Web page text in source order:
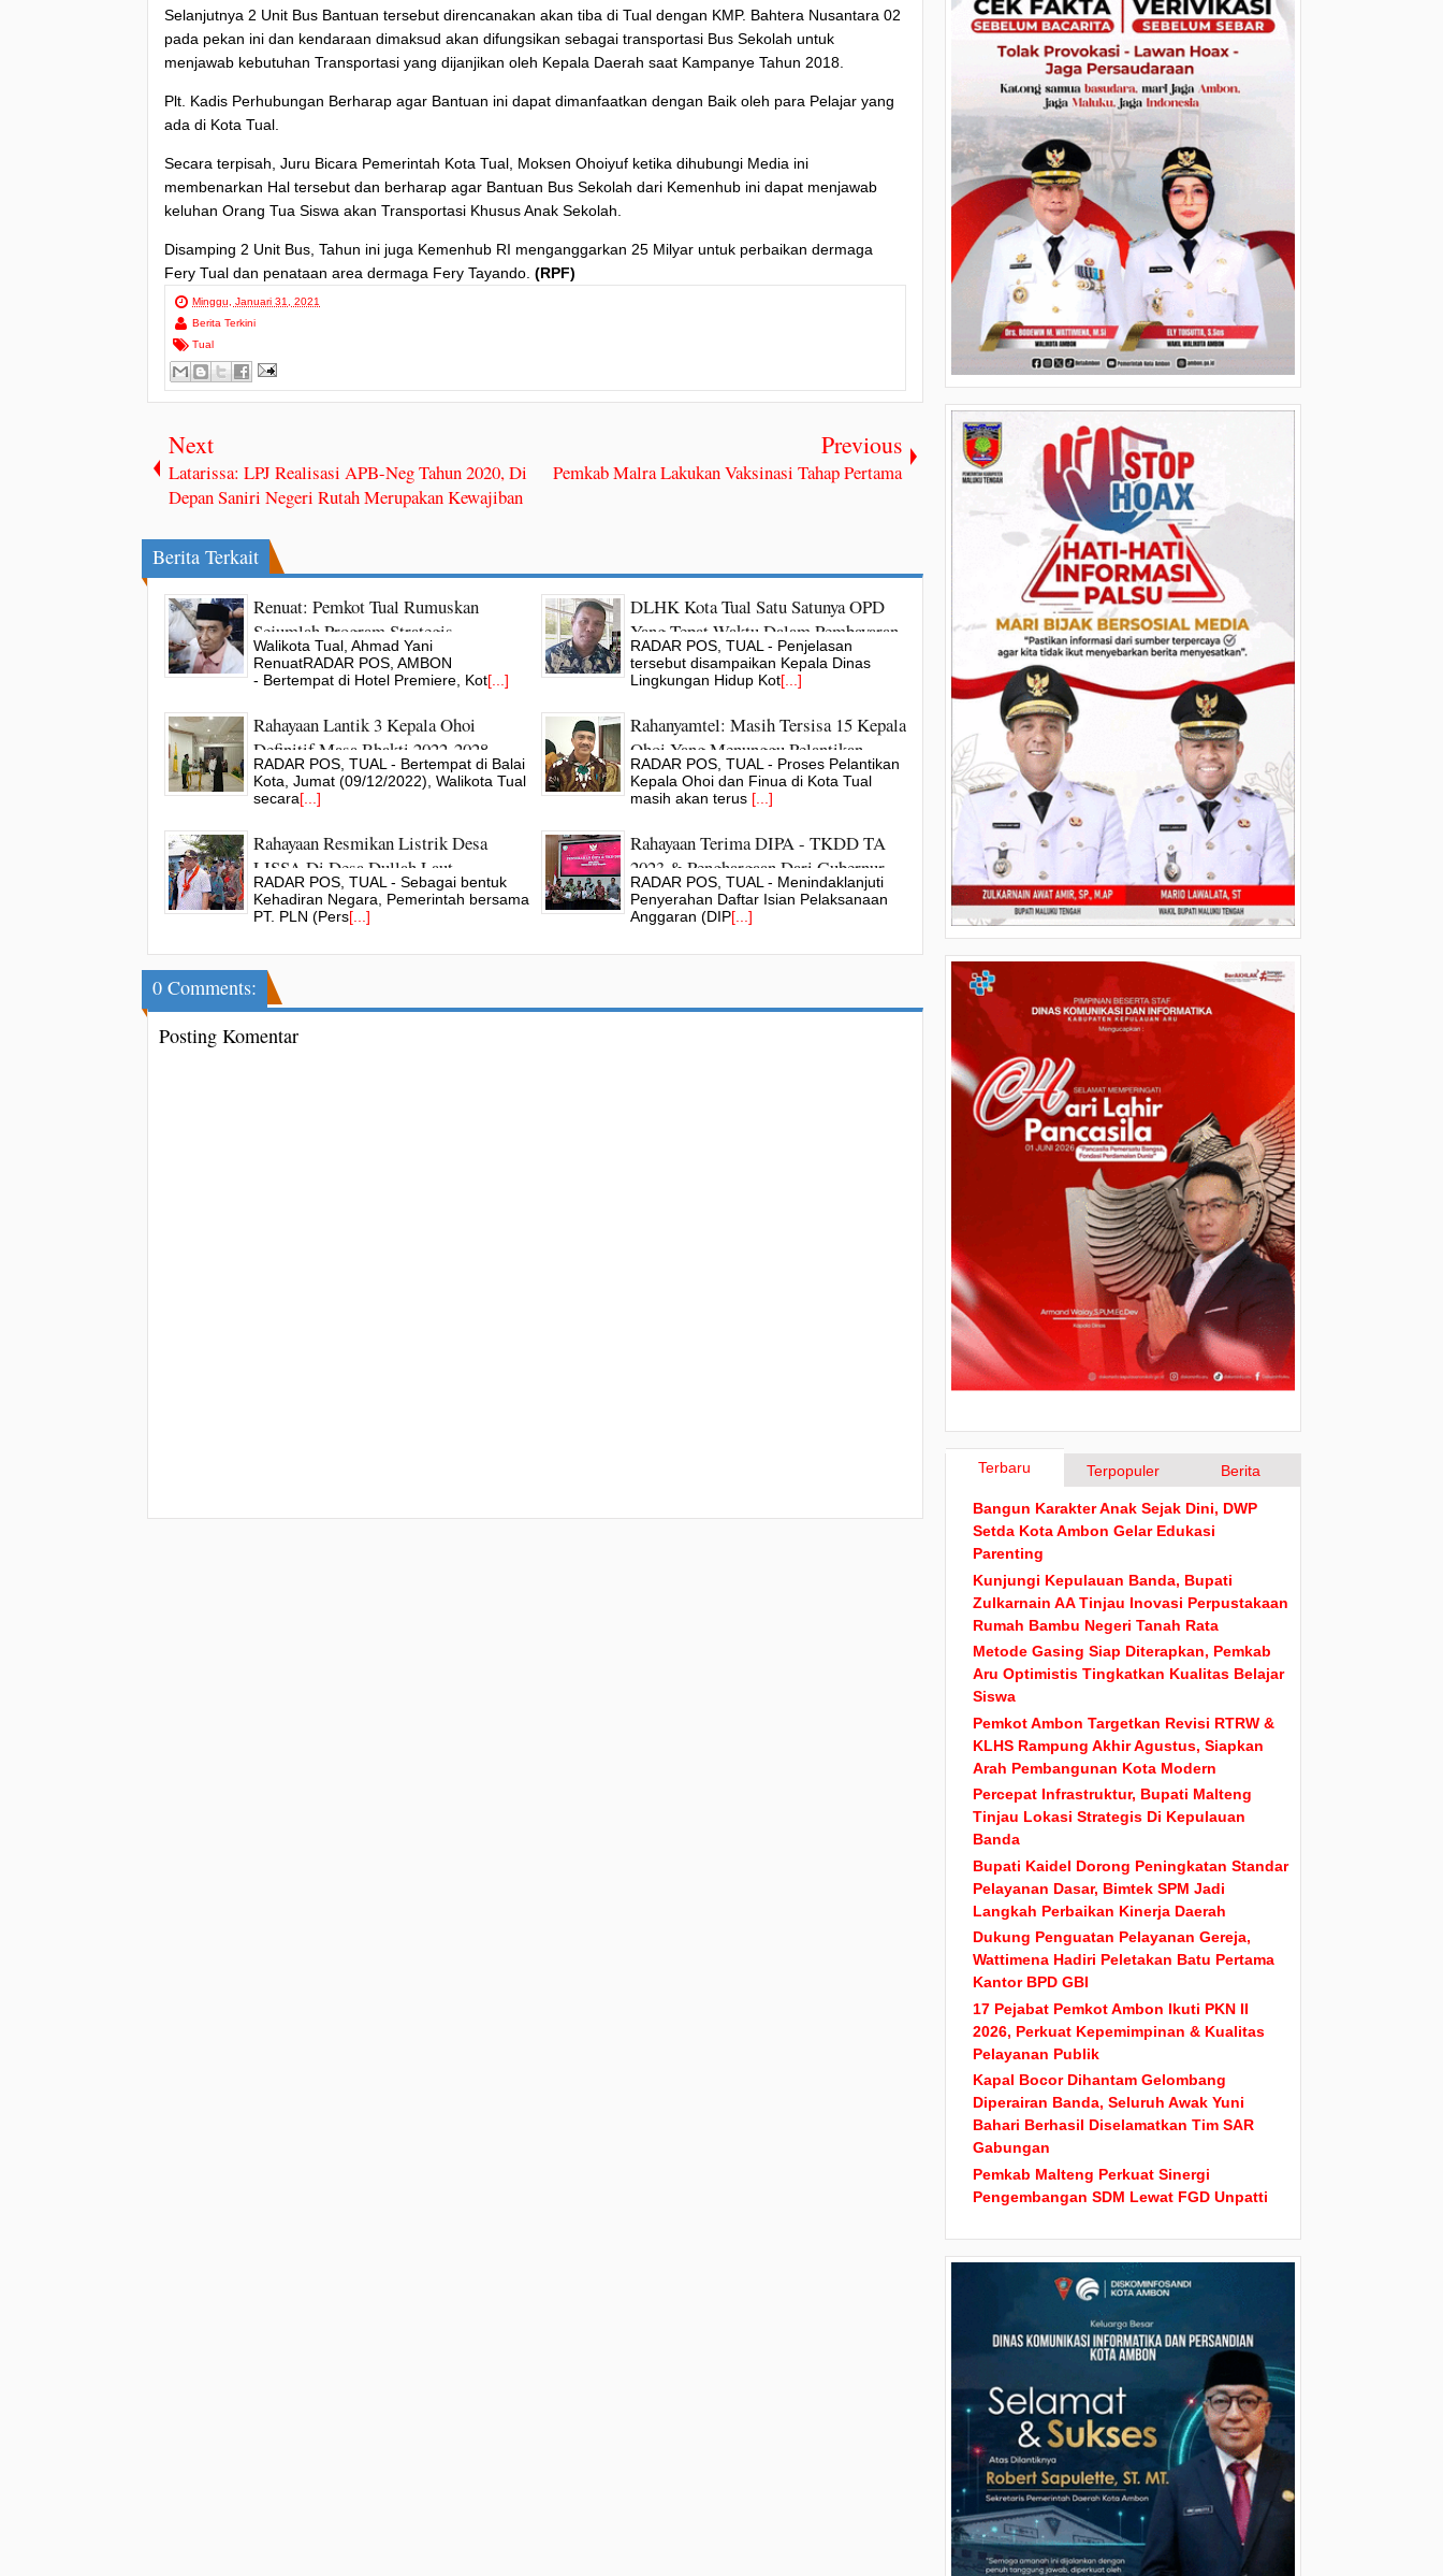
Selanjutnya 2 Unit Bus Bantuan tersebut direncanakan akan tiba di Tual dengan KMP. Bahtera Nusantara 02
pada pekan ini dan kendaraan dimaksud akan difungsikan sebagai transportasi Bus Sekolah untuk
menjawab kebutuhan Transportasi yang dijanjikan oleh Kepala Daerah saat Kampanye Tahun 2018.
Plt. Kadis Perhubungan Berharap agar Bantuan ini dapat dimanfaatkan dengan Baik oleh para Pelajar yang
ada di Kota Tual.
Secara terpisah, Juru Bicara Pemerintah Kota Tual, Moksen Ohoiyuf ketika dihubungi Media ini
membenarkan Hal tersebut dan berharap agar Bantuan Bus Sekolah dari Kemenhub ini dapat menjawab
keluhan Orang Tua Siswa akan Transportasi Khusus Anak Sekolah.
Disamping 2 Unit Bus, Tahun ini juga Kemenhub RI menganggarkan 25 Milyar untuk perbaikan dermaga
Fery Tual dan penataan area dermaga Fery Tayando. (RPF)
Minggu, Januari 31, 2021
Berita Terkini
Tual
Next
Latarissa: LPJ Realisasi APB-Neg Tahun 2020, Di
Depan Saniri Negeri Rutah Merupakan Kewajiban
Previous
Pemkab Malra Lakukan Vaksinasi Tahap Pertama
Berita Terkait
Renuat: Pemkot Tual Rumuskan
Sejumlah Program Strategis
Pembangunan Jangka Menengah &
Panjang
Walikota Tual, Ahmad Yani
RenuatRADAR POS, AMBON
- Bertempat di Hotel Premiere, Kot[...]
DLHK Kota Tual Satu Satunya OPD
Yang Tepat Waktu Dalam Pembayaran
Upah Petugas Kebersihan
RADAR POS, TUAL - Penjelasan
tersebut disampaikan Kepala Dinas
Lingkungan Hidup Kot[...]
Rahayaan Lantik 3 Kepala Ohoi
Definitif Masa Bhakti 2022-2028
RADAR POS, TUAL - Bertempat di Balai
Kota, Jumat (09/12/2022), Walikota Tual
secara[...]
Rahanyamtel: Masih Tersisa 15 Kepala
Ohoi Yang Menunggu Pelantikan
Tahun 2023
RADAR POS, TUAL - Proses Pelantikan
Kepala Ohoi dan Finua di Kota Tual
masih akan terus [...]
Rahayaan Resmikan Listrik Desa
LISSA Di Desa Dullah Laut
RADAR POS, TUAL - Sebagai bentuk
Kehadiran Negara, Pemerintah bersama
PT. PLN (Pers[...]
Rahayaan Terima DIPA - TKDD TA
2023 & Penghargaan Dari Gubernur
Maluku
RADAR POS, TUAL - Menindaklanjuti
Penyerahan Daftar Isian Pelaksanaan
Anggaran (DIP[...]
0 Comments:
Posting Komentar
Terbaru Terpopuler Berita
Bangun Karakter Anak Sejak Dini, DWP
Setda Kota Ambon Gelar Edukasi
Parenting
Kunjungi Kepulauan Banda, Bupati
Zulkarnain AA Tinjau Inovasi Perpustakaan
Rumah Bambu Negeri Tanah Rata
Metode Gasing Siap Diterapkan, Pemkab
Aru Optimistis Tingkatkan Kualitas Belajar
Siswa
Pemkot Ambon Targetkan Revisi RTRW &
KLHS Rampung Akhir Agustus, Siapkan
Arah Pembangunan Kota Modern
Percepat Infrastruktur, Bupati Malteng
Tinjau Lokasi Strategis Di Kepulauan
Banda
Bupati Kaidel Dorong Peningkatan Standar
Pelayanan Dasar, Bimtek SPM Jadi
Langkah Perbaikan Kinerja Daerah
Dukung Penguatan Pelayanan Gereja,
Wattimena Hadiri Peletakan Batu Pertama
Kantor BPD GBI
17 Pejabat Pemkot Ambon Ikuti PKN II
2026, Perkuat Kepemimpinan & Kualitas
Pelayanan Publik
Kapal Bocor Dihantam Gelombang
Diperairan Banda, Seluruh Awak Yuni
Bahari Berhasil Diselamatkan Tim SAR
Gabungan
Pemkab Malteng Perkuat Sinergi
Pengembangan SDM Lewat FGD Unpatti